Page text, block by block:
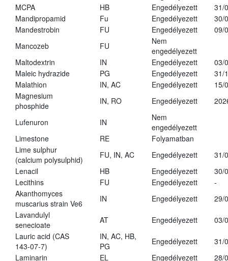
MCPA
HB Engedélyezett
31/
Mandipropamid
Fu Engedélyezett
30/
Mandestrobin
FU Engedélyezett
09/
Mancozeb
FU
Nem
engedélyezett
Maltodextrin
IN Engedélyezett
03/
Maleic hydrazide
PG Engedélyezett
31/
Malathion
IN, AC Engedélyezett
15/
Magnesium
phosphide
IN, RO Engedélyezett
Lufenuron IN
Nem
engedélyezett
Limestone
RE
Folyamatban
Lime sulphur
(calcium polysulphid)
FU, IN, AC Engedélyezett
31/
Lenacil
HB Engedélyezett
30/
Lecithins
FU Engedélyezett
-
Akanthomyces
muscarius strain Ve6
IN Engedélyezett
29/
Lavandulyl
senecioate
AT Engedélyezett
03/
Lauric acid (CAS
143-07-7)
IN, AC, HB,
PG
Engedélyezett
31/
Laminarin
EL Engedélyezett
28/